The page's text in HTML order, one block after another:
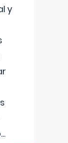
y
...